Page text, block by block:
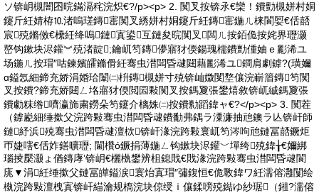
ソ锛岄槻闇囨晥鏋滆秺浣炽€?/p><p> 2. 闃叉按锛氶€欒！鐨勯槻姘村姛
鑳斤紝婧栫⒑渚嗚瑳鏄寚闃叉綉姘村姛鑳斤紝鏄寚鍦ㄦ梾閬娿€佸嚭
宸殑鏅傚€欙紝绛嗚鏈寘鍙互鏈夋晥闃叉闆ㄦ按銆佹按姹界瓑灏
嶅钩鏉块浕鑵︾殑渚靛;鑰屼笉鏄儚寤犲偄鍚瑰檽鐨勯偅妯ｅ彲浠ユ
场鍦ㄦ按瑁″咕鍊嬪皬鏅傦紝骞虫澘闆昏叇閮藉彲浠ユ鐧肩劇鎼?(璜嬭
ɑ鎰忥細鍗充娇涓婚珨闈㈡枡鏄槻姘寸殑锛屾媺閺堥儴浣嶄篃鏄笉闃
叉按鐨?鍗充娇閮ㄥ垎寤犲偄閲囩敤闃叉按鎷夐張鐢熺敘锛屼絾鎷夐張
鐨勮粖绺嚌瀛斾粛鐒朵笉鑳介樆姝㈡按鐨勬蹈鍏ャ€?</p><p> 3. 闃茬
（鎼嶏細缍撳父浣跨敤骞虫澘闆昏叇鐨勫弗鍝ラ潥濂抽兘鐭ラ亾锛屽師
鏈紓浜殑骞虫澘闆昏叇澶栨锛屽湪浣跨敤寰屼笉涔呴兘鏈冨嚭鐝炬
帀婕嗐€佸妰鐥曠瓑; 閫欑ó鐝捐薄鍦ㄥ钩鏉块浕鑵﹀墠绔殑鍏╁€嬭綁
瑙掕檿灏ょ偤鏄庨’锛岄€欐槸鐢辨柤鎴戝€戝湪浣跨敤骞虫澘闆昏叇閬
庣▼涓紝缍撳父鏈冨皣鎰涙寰炲寘瑁″彇鍑恒€佹斁鍏ワ紝濡傛灉闅绘
槸浣跨敤澶栧寘锛屽緢瀹规槗浣块倞绶ｉ儴鍒嗙殑鐑ゆ紗琚（鎺?濡傛